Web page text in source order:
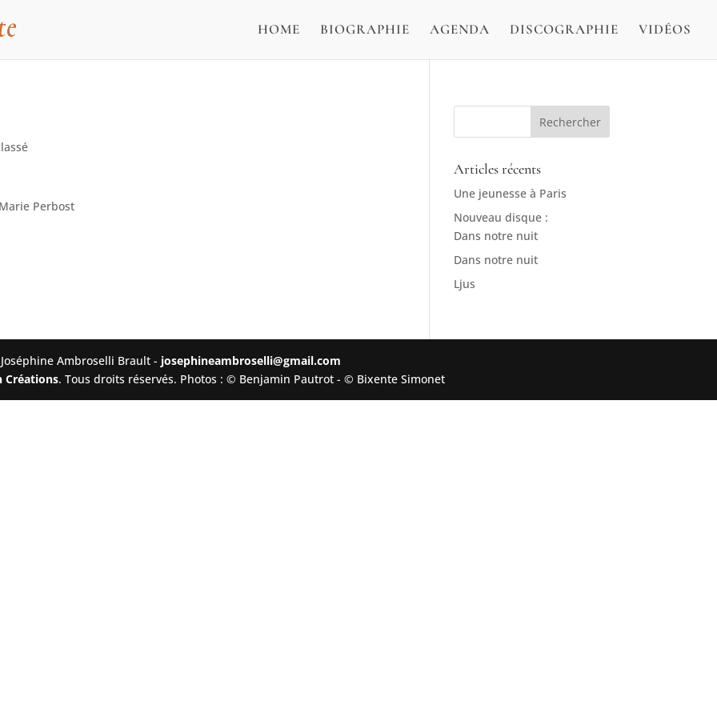
HOME BIOGRAPHIE AGENDA DISCOGRAPHIE VIDÉOS
Perbost
Articles récents
Une jeunesse à Paris
Nouveau disque :
Dans notre nuit
Dans notre nuit
Ljus
Joséphine Ambroselli Brault - josephineambroselli@gmail.com
Créations. Tous droits réservés. Photos : © Benjamin Pautrot - © Bixente Simonet